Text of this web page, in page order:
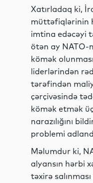
Xatırladaq ki,
müttəfiqlərinin
imtina edəcəyi
ötən ay NATO-
kömək
liderlərindən
tərəfindən
çərçivəsində
kömək etmək
narazılığını
problemi
Məlumdur ki,
alyansın hərbi
təxirə